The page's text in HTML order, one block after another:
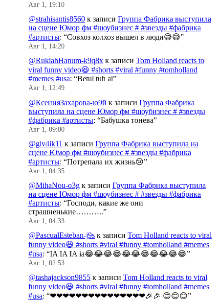
Авг 1, 19:10
@strahisantis8560 к записи Группа Фабрика выступила
на сцене Юмор фм #шоубизнес # #звезды #фабрика
#артисты: “Совхоз колхоз вышел в люди😅😅”
Авг 1, 14:20
@RukiahHanum-k9q8x к записи Tom Holland reacts to
viral funny video😆 #shorts #viral #funny #tomholland
#memes #usa: “Betul tuh ai”
Авг 1, 12:49
@КсенияЗахарова-ю9й к записи Группа Фабрика
выступила на сцене Юмор фм #шоубизнес # #звезды
#фабрика #артисты: “Бабушка тонева”
Авг 1, 09:00
@giv4ik11 к записи Группа Фабрика выступила на
сцене Юмор фм #шоубизнес # #звезды #фабрика
#артисты: “Потрепала их жизнь😢”
Авг 1, 04:35
@MihaNou-o3g к записи Группа Фабрика выступила
на сцене Юмор фм #шоубизнес # #звезды #фабрика
#артисты: “Господи, какие же они
страшненькие………..”
Авг 1, 04:33
@PascualEsteban-j9s к записи Tom Holland reacts to viral
funny video😆 #shorts #viral #funny #tomholland #memes
#usa: “IA IA IA ia😂😂😂😂😂😂😂😂😂😂😂”
Авг 1, 02:53
@tashajackson9855 к записи Tom Holland reacts to viral
funny video😆 #shorts #viral #funny #tomholland #memes
#usa: “❤❤❤❤❤❤❤❤❤❤❤❤❤❤❤🎉🎉 😊😊😊”